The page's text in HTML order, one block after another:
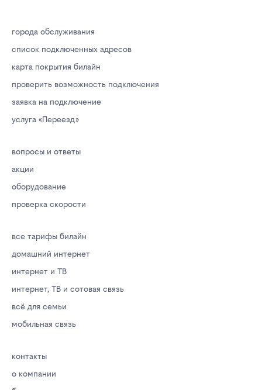
города обслуживания
список подключенных адресов
карта покрытия билайн
проверить возможность подключения
заявка на подключение
услуга «Переезд»
вопросы и ответы
акции
оборудование
проверка скорости
все тарифы билайн
домашний интернет
интернет и ТВ
интернет, ТВ и сотовая связь
всё для семьи
мобильная связь
контакты
о компании